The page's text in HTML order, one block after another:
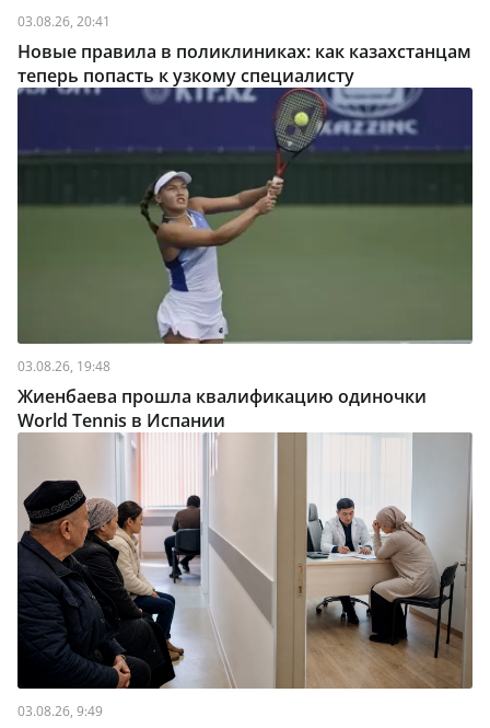
03.08.26, 20:41
Новые правила в поликлиниках: как казахстанцам
теперь попасть к узкому специалисту
03.08.26, 19:48
Жиенбаева прошла квалификацию одиночки
World Tennis в Испании
03.08.26, 9:49